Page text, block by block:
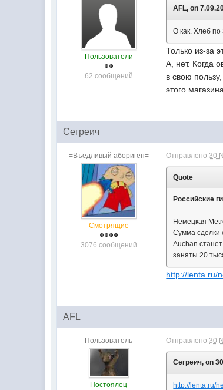
Пользователи
62 сообщений
AFL, on
О как. Хлеб по
Только из-за
А, нет. Когда
в свою
этого магазина.
Сегреич
-=Въедливый абориген=-
Смотрящие
3076 сообщений
Отправлено30
Quote
Российские
Немецкая
Сумма сделки
Auchan
заняты 20
http://lenta.ru/
AFL
Пользователь
Постоялец
Отправлено30
Сегреич, on
http://lenta.ru/